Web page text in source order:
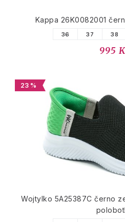
Kappa 26K0082001
36 37 38
995
23 %
Wojtylko 5A25387C černo